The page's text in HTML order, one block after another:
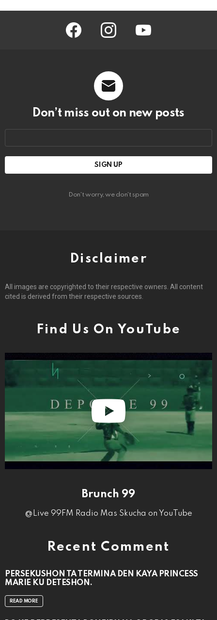
facebook instagram
Don’t miss out on new posts
Don't worry, we don't spam
Disclaimer
All images are copyrighted to their respective owners. All content
cited is derived from their respective sources.
Find Us On YouTube
Brunch 99
@Live 99FM Radio Mas Skucha on YouTube
Recent Comment
PERSEKUSHON TA TERMINA DEN KAYA PRINCESS
MARIE KU DETESHON.
READ MORE